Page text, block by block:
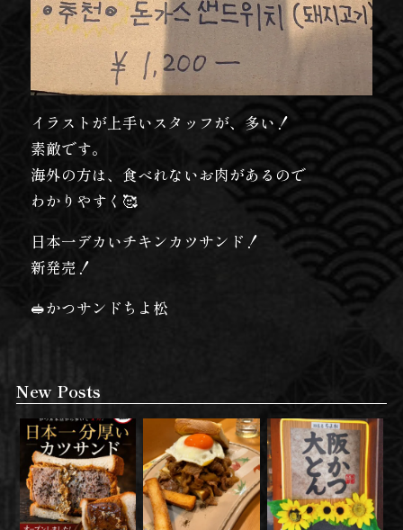
イラストが上手いスタッフが、多い！
素敵です。
海外の方は、食べれないお肉があるので
わかりやすく🥰
日本一デカいチキンカツサンド！
新発売！
🥪かつサンドちよ松
New Posts